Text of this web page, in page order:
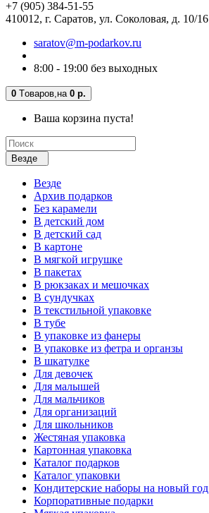
+7 (905) 384-51-55
410012, г. Саратов, ул. Соколовая, д. 10/16
saratov@m-podarkov.ru
8:00 - 19:00 без выходных
0 Tоваров, на 0 р.
Ваша корзина пуста!
Везде
Везде
Архив подарков
Без карамели
В детский дом
В детский сад
В картоне
В мягкой игрушке
В пакетах
В рюкзаках и мешочках
В сундучках
В текстильной упаковке
В тубе
В упаковке из фанеры
В упаковке из фетра и органзы
В шкатулке
Для девочек
Для малышей
Для мальчиков
Для организаций
Для школьников
Жестяная упаковка
Картонная упаковка
Каталог подарков
Каталог упаковки
Кондитерские наборы на новый год
Корпоративные подарки